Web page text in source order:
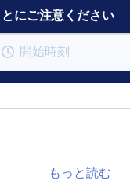
にご注意ください
もっと読む